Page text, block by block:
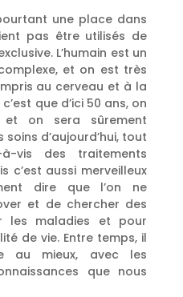
une place dans
pas être utilisés de
L’humain est un
et on est très
au cerveau et à la
que d’ici 50 ans, on
on sera sûrement
d’aujourd’hui, tout
vis des traitements
c’est aussi merveilleux
dire que l’on ne
et de chercher des
les maladies et pour
de vie. Entre temps, il
au mieux, avec les
que nous